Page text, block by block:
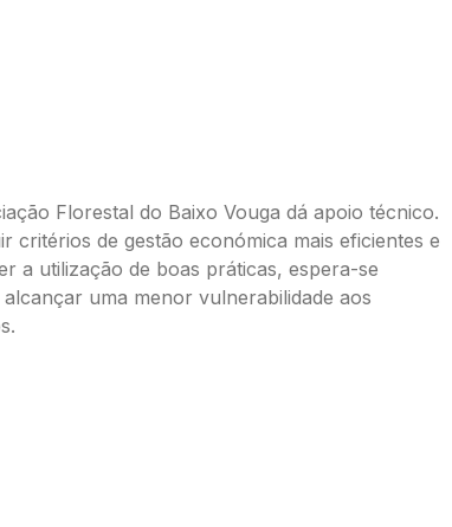
Florestal do Baixo Vouga dá apoio técnico.
critérios de gestão económica mais eficientes e
a utilização de boas práticas, espera-se
uma menor vulnerabilidade aos